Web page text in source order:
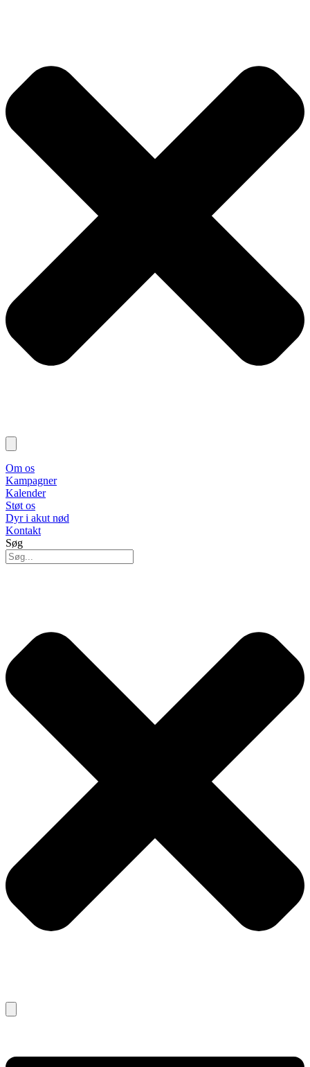
Om os
Kampagner
Kalender
Støt os
Dyr i akut nød
Kontakt
Søg